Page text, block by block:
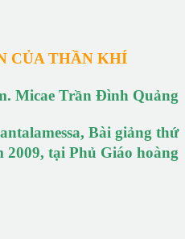
CỦA THẦN KHÍ
Micae Trần Đình Quảng
Bài giảng thứ
tại Phủ Giáo hoàng